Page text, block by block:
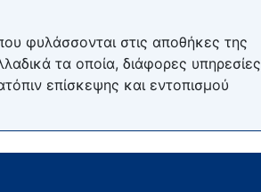
φυλάσσονται στις αποθήκες της
τα οποία, διάφορες υπηρεσίες
επίσκεψης και εντοπισμού